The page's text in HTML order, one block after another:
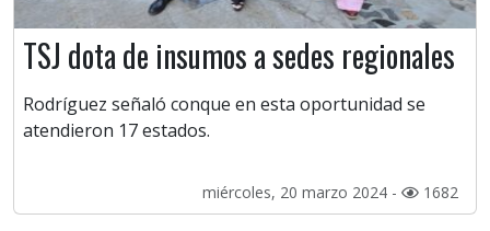
TSJ dota de insumos a sedes regionales
Rodríguez señaló conque en esta oportunidad se
atendieron 17 estados.
miércoles, 20 marzo 2024 - 1682